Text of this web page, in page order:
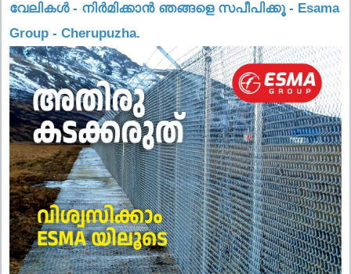
വേലികൾ - നിർമിക്കാൻ ഞങ്ങളെ സപീപിക്കൂ - Esama
Group - Cherupuzha.